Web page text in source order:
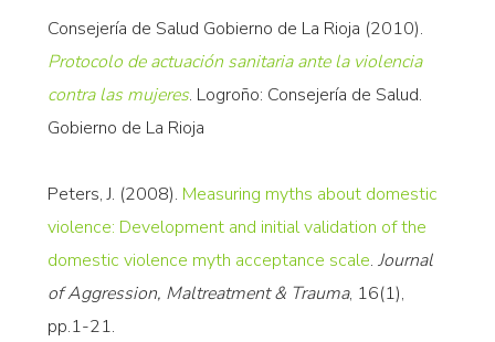
Consejería de Salud Gobierno de La Rioja (2010).
Protocolo de actuación sanitaria ante la violencia
contra las mujeres. Logroño: Consejería de Salud.
Gobierno de La Rioja
Peters, J. (2008). Measuring myths about domestic
violence: Development and initial validation of the
domestic violence myth acceptance scale. Journal
of Aggression, Maltreatment & Trauma, 16(1),
pp.1-21.